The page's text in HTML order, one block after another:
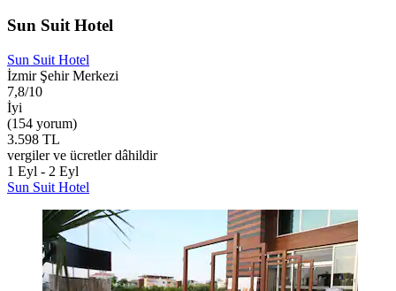
Sun Suit Hotel
Sun Suit Hotel
İzmir Şehir Merkezi
7,8/10
İyi
(154 yorum)
3.598 TL
vergiler ve ücretler dâhildir
1 Eyl - 2 Eyl
Sun Suit Hotel